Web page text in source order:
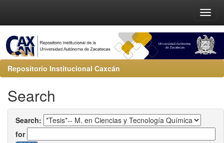
Repositorio Institucional Caxcán
Search
Search:
for